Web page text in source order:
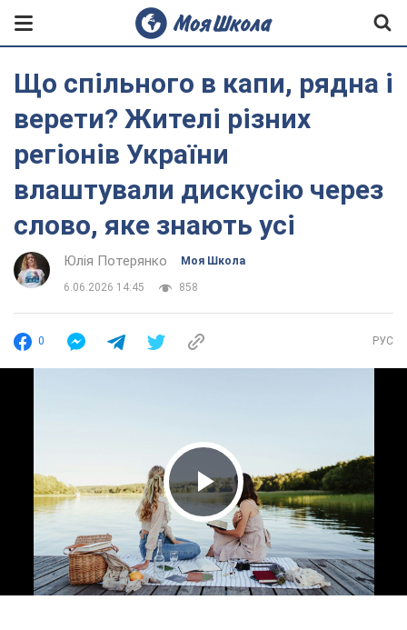
Що спільного в капи, рядна і
верети? Жителі різних
регіонів України
влаштували дискусію через
слово, яке знають усі
Юлія Потерянко Моя Школа
6.06.2026 14:45 858
0 РУС
Play Video